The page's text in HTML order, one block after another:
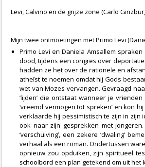
Levi, Calvino en de grijze zone (Carlo
Mijn twee ontmoetingen met Primo Levi
Primo Levi en Daniela Amsallem
dood, tijdens een congres over
hadden ze het over de rationele en
atheïst te noemen omdat hij Gods
wet van Mozes vervangen. Gevraagd
‘lijden’ die ontstaat wanneer je
‘vreemd vermogen tot spreken’ en kon
verklaarde hij pessimistisch te zijn in zijn
ook naar zijn gesprekken met
‘verschuiving’, een zekere ‘dwaling’
verhaal als een roman. Ondertussen
opnieuw zou opduiken, zijn spiritueel
schoolbord een plan getekend om uit het